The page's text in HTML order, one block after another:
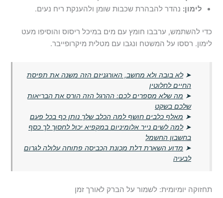
לימון: נהדר להבהרת שכבות שומן ולהענקת ריח נעים.
כדי להשתמש, ערבבו חומץ עם מים במיכל ריסוס והוסיפו מעט
לימון. רססו על המשטח ונגבו עם מטלית מיקרופייבר.
➤לא בובה ולא מחשב, האורגניזם הזה משנה את תפיסת
החיים לחלוטין
➤ מה שלא מספרים לכם: ההרגל הזה הורס את הבריאות
שלכם בשקט
➤ מאלף כלבים חושף למה הכלב שלך נותן כף בכל פעם
➤למה לשים נייר אלומיניום במקפיא יכול לחסוך לך כסף
בחשבון החשמל
➤ מדוע השארת דלת מכונת הכביסה פתוחה עלולה לגרום
לבעיה
תחזוקה יומיומית: לשמור על הברק לאורך זמן